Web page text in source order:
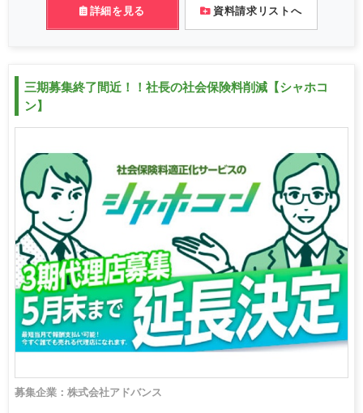
詳細を見る 資料請求リストへ
三期募集終了間近！！社長の社会保険料削減【シャホコ
ン】
募集企業：株式会社アドバンス